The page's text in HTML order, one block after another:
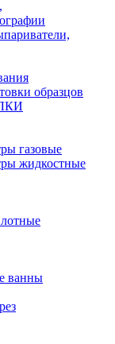
образцов
газовые
жидкостные
ванны